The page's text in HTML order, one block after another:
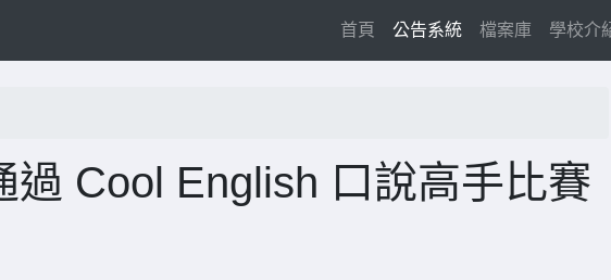
首頁 (current)
公告系統 檔案庫 學校介
過 Cool English 口說高手比賽